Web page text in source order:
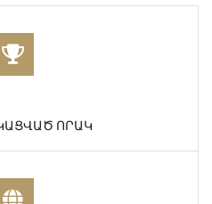
ՈՐԱԿ